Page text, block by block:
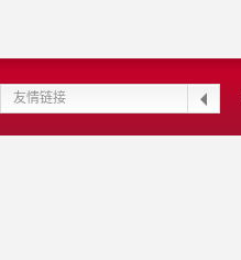
友情链接